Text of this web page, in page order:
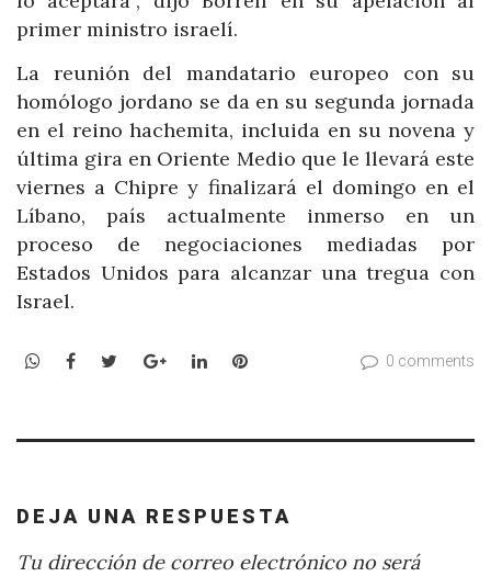
primer ministro israelí.
La reunión del mandatario europeo con su
homólogo jordano se da en su segunda jornada
en el reino hachemita, incluida en su novena y
última gira en Oriente Medio que le llevará este
viernes a Chipre y finalizará el domingo en el
Líbano, país actualmente inmerso en un
proceso de negociaciones mediadas por
Estados Unidos para alcanzar una tregua con
Israel.
WhatsApp
Facebook
TwitterGoogle+LinkedInPinterest 0 comments
DEJA UNA RESPUESTA
Tu dirección de correo electrónico no será